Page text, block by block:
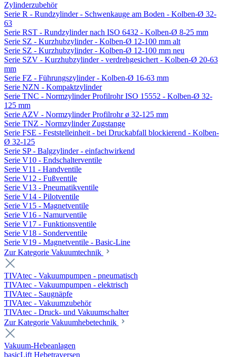
Zylinderzubehör
Serie R - Rundzylinder - Schwenkauge am Boden - Kolben-Ø 32-
63
Serie RST - Rundzylinder nach ISO 6432 - Kolben-Ø 8-25 mm
Serie SZ - Kurzhubzylinder - Kolben-Ø 12-100 mm alt
Serie SZ - Kurzhubzylinder - Kolben-Ø 12-100 mm neu
Serie SZV - Kurzhubzylinder - verdrehgesichert - Kolben-Ø 20-63
mm
Serie FZ - Führungszylinder - Kolben-Ø 16-63 mm
Serie NZN - Kompaktzylinder
Serie TNC - Normzylinder Profilrohr ISO 15552 - Kolben-Ø 32-
125 mm
Serie AZV - Normzylinder Profilrohr ø 32-125 mm
Serie TNZ - Normzylinder Zugstange
Serie FSE - Feststelleinheit - bei Druckabfall blockierend - Kolben-
Ø 32-125
Serie SP - Balgzylinder - einfachwirkend
Serie V10 - Endschalterventile
Serie V11 - Handventile
Serie V12 - Fußventile
Serie V13 - Pneumatikventile
Serie V14 - Pilotventile
Serie V15 - Magnetventile
Serie V16 - Namurventile
Serie V17 - Funktionsventile
Serie V18 - Sonderventile
Serie V19 - Magnetventile - Basic-Line
Zur Kategorie Vakuumtechnik
TIVAtec - Vakuumpumpen - pneumatisch
TIVAtec - Vakuumpumpen - elektrisch
TIVAtec - Saugnäpfe
TIVAtec - Vakuumzubehör
TIVAtec - Druck- und Vakuumschalter
Zur Kategorie Vakuumhebetechnik
Vakuum-Hebeanlagen
basicLift Hebetraversen